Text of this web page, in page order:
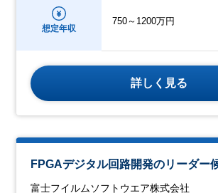
想定年収
750～1200万円
詳しく見る
FPGAデジタル回路開発のリーダー
富士フイルムソフトウエア株式会社